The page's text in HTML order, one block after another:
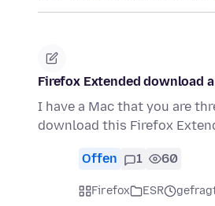
Firefox Extended download
I have a Mac that you are
download this Firefox
Offen 1 60
Firefox ESR